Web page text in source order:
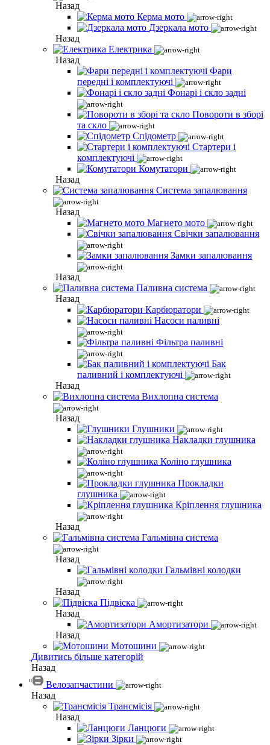
Назад
Керма мото
Дзеркала мото
Назад
Електрика
Назад
Фари
передні і комплектуючі
Фонарі і скло задні
Повороти в зборі
та скло
Спідометр
Стартери і
комплектуючі
Комутатори
Назад
Система запалювання
Назад
Магнето мото
Свічки запалювання
Замки запалювання
Назад
Паливна система
Назад
Карбюратори
Насоси паливні
Фільтра паливні
Бак
паливний і комплектуючі
Назад
Вихлопна система
Назад
Глушники
Накладки глушника
Коліно глушника
Прокладки
глушника
Кріплення глушника
Назад
Гальмівна система
Назад
Гальмівні колодки
Назад
Підвіска
Назад
Амортизатори
Назад
Мотошини
Дивитись більше категорій
Назад
Велозапчастини
Назад
Трансмісія
Назад
Ланцюги
Зірки